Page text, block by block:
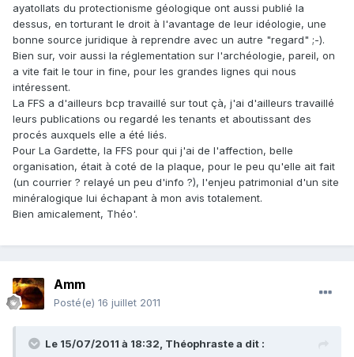
ayatollats du protectionisme géologique ont aussi publié la
dessus, en torturant le droit à l'avantage de leur idéologie, une
bonne source juridique à reprendre avec un autre "regard" ;-).
Bien sur, voir aussi la réglementation sur l'archéologie, pareil, on
a vite fait le tour in fine, pour les grandes lignes qui nous
intéressent.
La FFS a d'ailleurs bcp travaillé sur tout çà, j'ai d'ailleurs travaillé
leurs publications ou regardé les tenants et aboutissant des
procés auxquels elle a été liés.
Pour La Gardette, la FFS pour qui j'ai de l'affection, belle
organisation, était à coté de la plaque, pour le peu qu'elle ait fait
(un courrier ? relayé un peu d'info ?), l'enjeu patrimonial d'un site
minéralogique lui échapant à mon avis totalement.
Bien amicalement, Théo'.
Amm
Posté(e) 16 juillet 2011
Le 15/07/2011 à 18:32, Théophraste a dit :